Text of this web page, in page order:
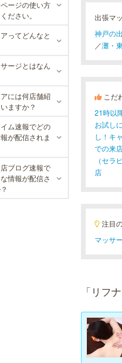
ミント神戸三宮店
ヒゲ脱毛やからだ脱
締め、フェイシャル
ちたい方や、お手入
たい方を全力でサポ
各種体験コースもご
しております。
ージの使い方
ださい。
ってどんなと
ージとはなん
には何店舗紹
ますか？
ム速報でどの
が配信されま
ブログ速報で
情報が配信さ
出張マ
神戸の
／灘・
こだ
21時以
お試し
し！キ
での来
（セラ
店
注目
マッサ
「リフ